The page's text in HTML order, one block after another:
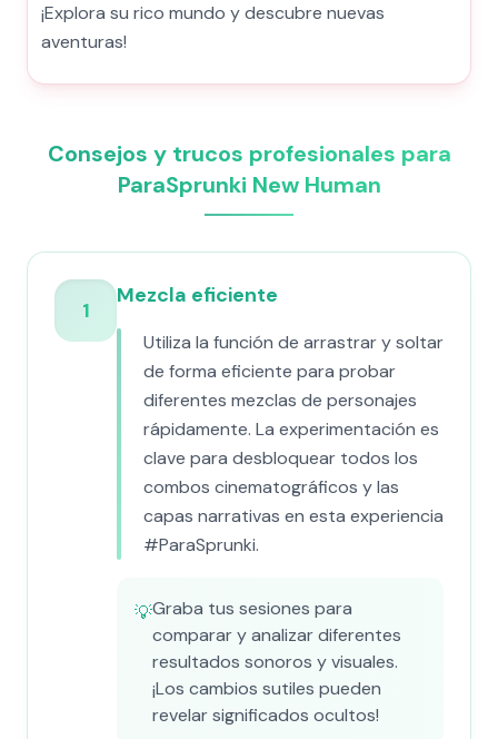
¡Explora su rico mundo y descubre nuevas
aventuras!
Consejos y trucos profesionales para
ParaSprunki New Human
1
Mezcla eficiente
Utiliza la función de arrastrar y soltar
de forma eficiente para probar
diferentes mezclas de personajes
rápidamente. La experimentación es
clave para desbloquear todos los
combos cinematográficos y las
capas narrativas en esta experiencia
#ParaSprunki.
💡Graba tus sesiones para
comparar y analizar diferentes
resultados sonoros y visuales.
¡Los cambios sutiles pueden
revelar significados ocultos!